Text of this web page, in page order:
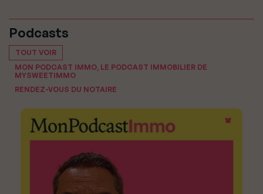
Podcasts
TOUT VOIR
MON PODCAST IMMO, LE PODCAST IMMOBILIER DE
MYSWEETIMMO
RENDEZ-VOUS DU NOTAIRE